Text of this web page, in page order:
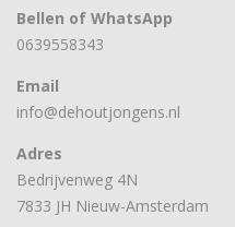
Bellen of WhatsApp
0639558343
Email
info@dehoutjongens.nl
Adres
Bedrijvenweg 4N
7833 JH Nieuw-Amsterdam